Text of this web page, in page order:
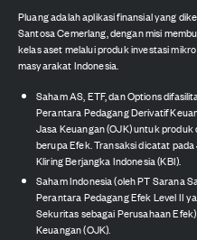
Pluang adalah aplikasi finansial yang
Santosa Cemerlang, dengan misi
kelas aset melalui produk investasi
masyarakat Indonesia.
Saham AS, ETF, dan Options
Perantara Pedagang Derivatif
Jasa Keuangan (OJK) untuk
berupa Efek. Transaksi dicatat
Kliring Berjangka Indonesia (KBI).
Saham Indonesia (oleh PT Sarana
Perantara Pedagang Efek Level II
Sekuritas sebagai Perusahaan
Keuangan (OJK).